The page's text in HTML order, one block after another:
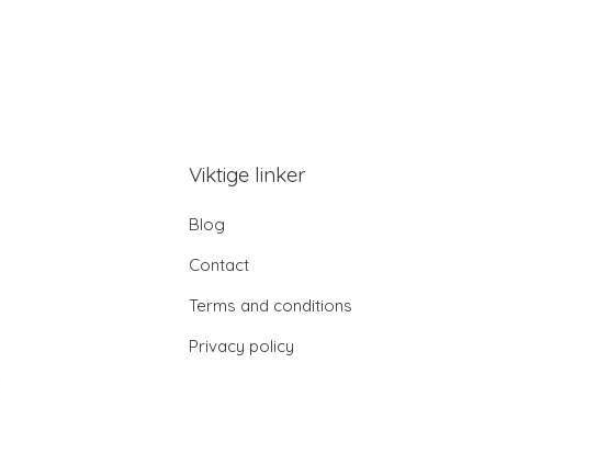
Viktige linker
Blog
Contact
Terms and conditions
Privacy policy